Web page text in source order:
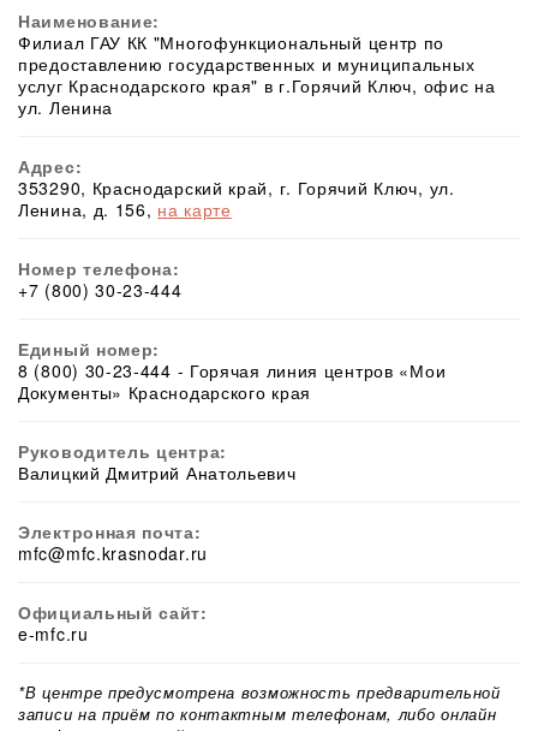
Наименование:
Филиал ГАУ КК "Многофункциональный центр по
предоставлению государственных и муниципальных
услуг Краснодарского края" в г.Горячий Ключ, офис на
ул. Ленина
Адрес:
353290, Краснодарский край, г. Горячий Ключ, ул.
Ленина, д. 156, на карте
Номер телефона:
+7 (800) 30-23-444
Единый номер:
8 (800) 30-23-444 - Горячая линия центров «Мои
Документы» Краснодарского края
Руководитель центра:
Валицкий Дмитрий Анатольевич
Электронная почта:
mfc@mfc.krasnodar.ru
Официальный сайт:
e-mfc.ru
*В центре предусмотрена возможность предварительной
записи на приём по контактным телефонам, либо онлайн